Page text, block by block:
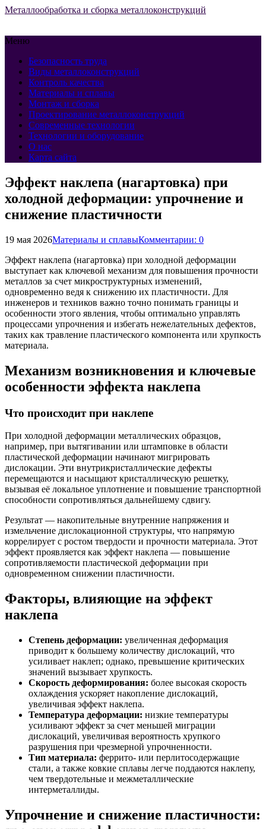
Металлообработка и сборка металлоконструкций
Меню
Безопасность труда
Виды металлоконструкций
Контроль качества
Материалы и сплавы
Монтаж и сборка
Проектирование металлоконструкций
Современные технологии
Технологии и оборудование
О нас
Карта сайта
Эффект наклепа (нагартовка) при
холодной деформации: упрочнение и
снижение пластичности
19 мая 2026Материалы и сплавыКомментарии: 0
Эффект наклепа (нагартовка) при холодной деформации
выступает как ключевой механизм для повышения прочности
металлов за счет микроструктурных изменений,
одновременно ведя к снижению их пластичности. Для
инженеров и техников важно точно понимать границы и
особенности этого явления, чтобы оптимально управлять
процессами упрочнения и избегать нежелательных дефектов,
таких как травление пластического компонента или хрупкость
материала.
Механизм возникновения и ключевые
особенности эффекта наклепа
Что происходит при наклепе
При холодной деформации металлических образцов,
например, при вытягивании или штамповке в области
пластической деформации начинают мигрировать
дислокации. Эти внутрикристаллические дефекты
перемещаются и насыщают кристаллическую решетку,
вызывая её локальное уплотнение и повышение транспортной
способности сопротивляться дальнейшему сдвигу.
Результат — накопительные внутренние напряжения и
измельчение дислокационной структуры, что напрямую
коррелирует с ростом твердости и прочности материала. Этот
эффект проявляется как эффект наклепа — повышение
сопротивляемости пластической деформации при
одновременном снижении пластичности.
Факторы, влияющие на эффект
наклепа
Степень деформации: увеличенная деформация
приводит к большему количеству дислокаций, что
усиливает наклеп; однако, превышение критических
значений вызывает хрупкость.
Скорость деформирования: более высокая скорость
охлаждения ускоряет накопление дислокаций,
увеличивая эффект наклепа.
Температура деформации: низкие температуры
усиливают эффект за счет меньшей миграции
дислокаций, увеличивая вероятность хрупкого
разрушения при чрезмерной упрочненности.
Тип материала: феррито- или перлитосодержащие
стали, а также ковкие сплавы легче поддаются наклепу,
чем твердотельные и межметаллические
интерметаллиды.
Упрочнение и снижение пластичности: